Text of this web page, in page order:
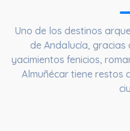
Uno de los destinos
de Andalucía,
yacimientos fenicios,
Almuñécar tiene restos